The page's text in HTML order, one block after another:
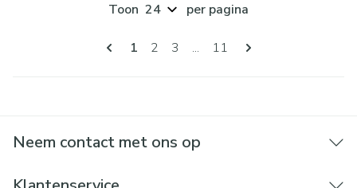
Pagina's
U lees momenteel pagina
1 Pagina
2 Pagina
3 ... Pagina
11
Toon per pagina
Neem contact met ons op